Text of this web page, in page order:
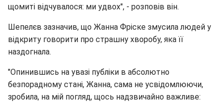
щомиті відчувалося: ми удвох", - розповів він.
Шепелєв зазначив, що Жанна Фріске змусила людей у
відкриту говорити про страшну хворобу, яка її
наздогнала.
"Опинившись на увазі публіки в абсолютно
безпорадному стані, Жанна, сама не усвідомлюючи,
зробила, на мій погляд, щось надзвичайно важливе: